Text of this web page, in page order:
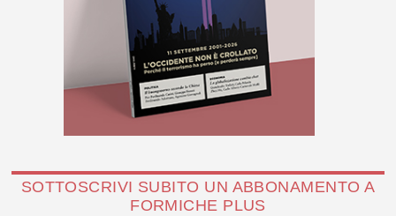
SOTTOSCRIVI SUBITO UN ABBONAMENTO A
FORMICHE PLUS